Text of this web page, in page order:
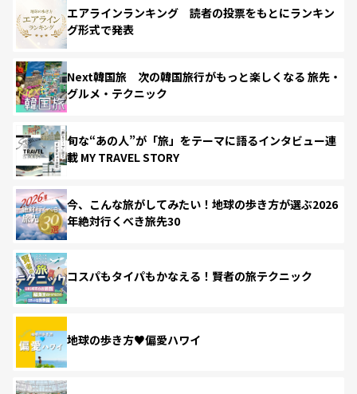
エアラインランキング 読者の投票をもとにランキン
グ形式で発表
Next韓国旅 次の韓国旅行がもっと楽しくなる 旅先・
グルメ・テクニック
旬な“あの人”が「旅」をテーマに語るインタビュー連
載 MY TRAVEL STORY
今、こんな旅がしてみたい！地球の歩き方が選ぶ2026
年絶対行くべき旅先30
コスパもタイパもかなえる！賢者の旅テクニック
地球の歩き方♥偏愛ハワイ